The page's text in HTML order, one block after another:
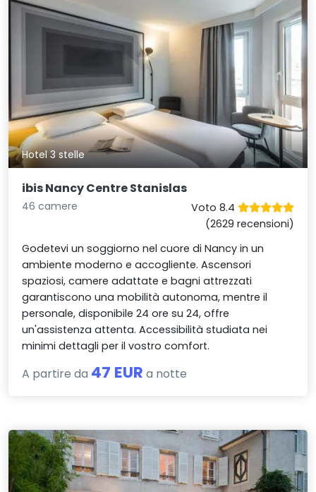
Hotel 3 stelle
ibis Nancy Centre Stanislas
46 camere
Voto 8.4
(2629 recensioni)
Godetevi un soggiorno nel cuore di Nancy in un
ambiente moderno e accogliente. Ascensori
spaziosi, camere adattate e bagni attrezzati
garantiscono una mobilità autonoma, mentre il
personale, disponibile 24 ore su 24, offre
un'assistenza attenta. Accessibilità studiata nei
minimi dettagli per il vostro comfort.
A partire da 47 EUR a notte